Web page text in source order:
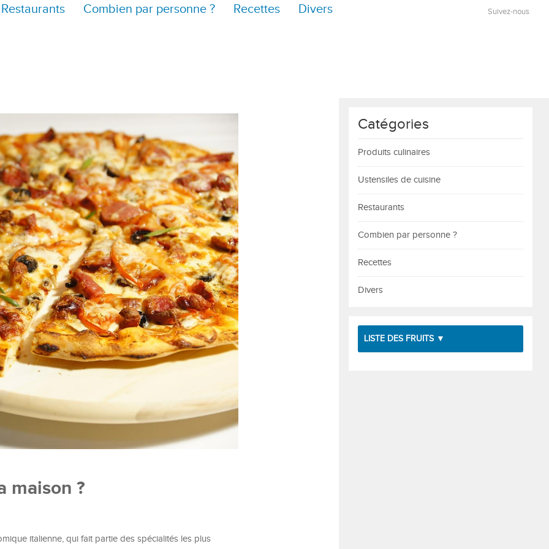
Restaurants Combien par personne ? Recettes Divers Suivez-nous
maison ?
italienne, qui fait partie des spécialités les plus
Catégories
Produits culinaires
Ustensiles de cuisine
Restaurants
Combien par personne ?
Recettes
Divers
LISTE DES FRUITS ▼